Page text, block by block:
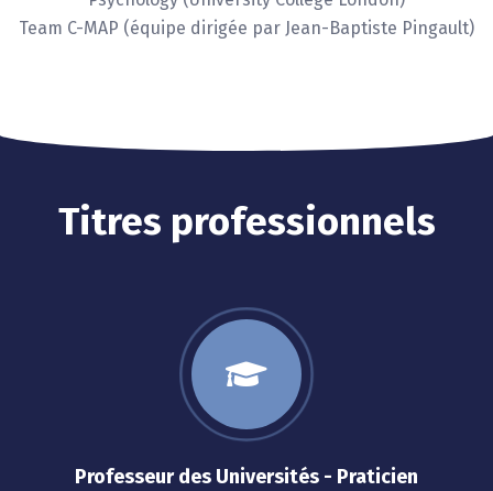
Team C-MAP (équipe dirigée par Jean-Baptiste Pingault)
Titres professionnels
Professeur des Universités - Praticien